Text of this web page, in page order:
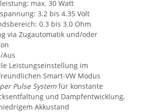
max. 30 Watt
3.2 bis 4.35 Volt
0.3 bis 3.0 Ohm
via Zugautomatik und/oder
Aus
Leistungseinstellung im
Smart-VW Modus
Pulse Systemfür konstante
und Dampfentwicklung,
Akkustand